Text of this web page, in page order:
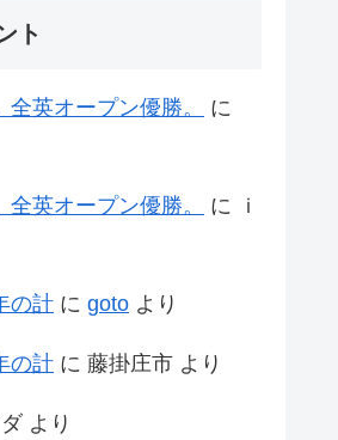
ト
英オープン優勝。
に
英オープン優勝。 に
ｉ
の計 に goto より
の計 に 藤掛庄市 より
より